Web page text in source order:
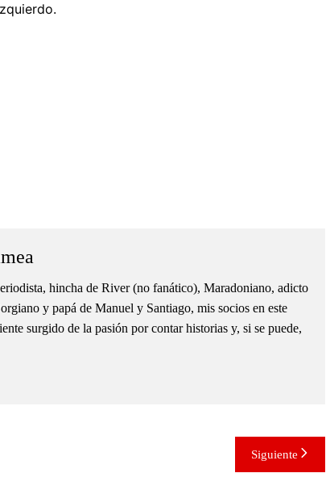
hincha de River (no fanático), Maradoniano, adicto
y papá de Manuel y Santiago, mis socios en este
surgido de la pasión por contar historias y, si se puede,
Siguiente